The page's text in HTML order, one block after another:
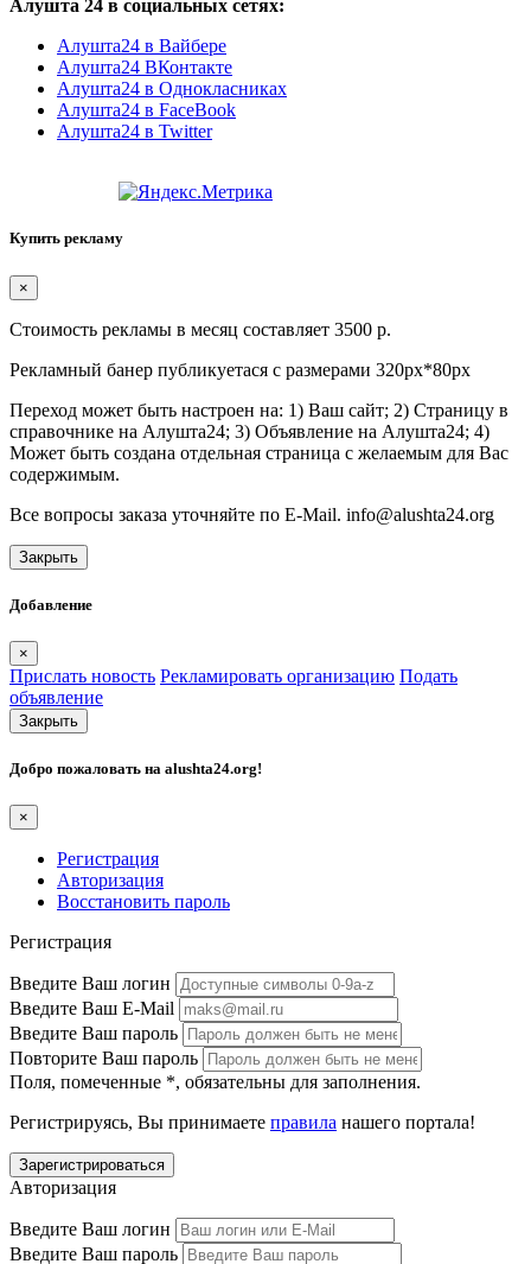
Алушта 24 в социальных сетях:
Алушта24 в Вайбере
Алушта24 ВКонтакте
Алушта24 в Однокласниках
Алушта24 в FaceBook
Алушта24 в Twitter
Купить рекламу
×
Стоимость рекламы в месяц составляет 3500 р.
Рекламный банер публикуетася с размерами 320px*80px
Переход может быть настроен на: 1) Ваш сайт; 2) Страницу в
справочнике на Алушта24; 3) Объявление на Алушта24; 4)
Может быть создана отдельная страница с желаемым для Вас
содержимым.
Все вопросы заказа уточняйте по E-Mail. info@alushta24.org
Закрыть
Добавление
×
Прислать новость Рекламировать организацию Подать
объявление
Закрыть
Добро пожаловать на alushta24.org!
×
Регистрация
Авторизация
Восстановить пароль
Регистрация
Введите Ваш логин
Введите Ваш E-Mail
Введите Ваш пароль
Повторите Ваш пароль
Поля, помеченные *, обязательны для заполнения.
Регистрируясь, Вы принимаете правила нашего портала!
Авторизация
Введите Ваш логин
Введите Ваш пароль